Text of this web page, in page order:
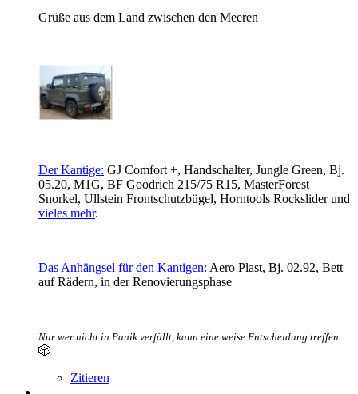
Grüße aus dem Land zwischen den Meeren
Der Kantige: GJ Comfort +, Handschalter, Jungle Green, Bj.
05.20, M1G, BF Goodrich 215/75 R15, MasterForest
Snorkel, Ullstein Frontschutzbügel, Horntools Rockslider und
vieles mehr.
Das Anhängsel für den Kantigen: Aero Plast, Bj. 02.92, Bett
auf Rädern, in der Renovierungsphase
Nur wer nicht in Panik verfällt, kann eine weise Entscheidung treffen.
🎲
Zitieren